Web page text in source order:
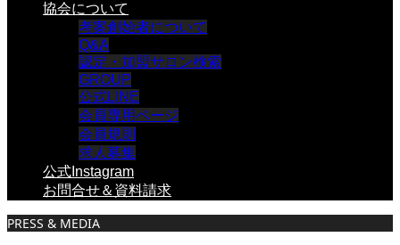
協会について
考案創始者について
Q&A
認定・加盟サロン検索
GROUP
公式LINE
会員専用ページ
会員規則
求人募集
公式Instagram
お問合せ＆資料請求
PRESS & MEDIA